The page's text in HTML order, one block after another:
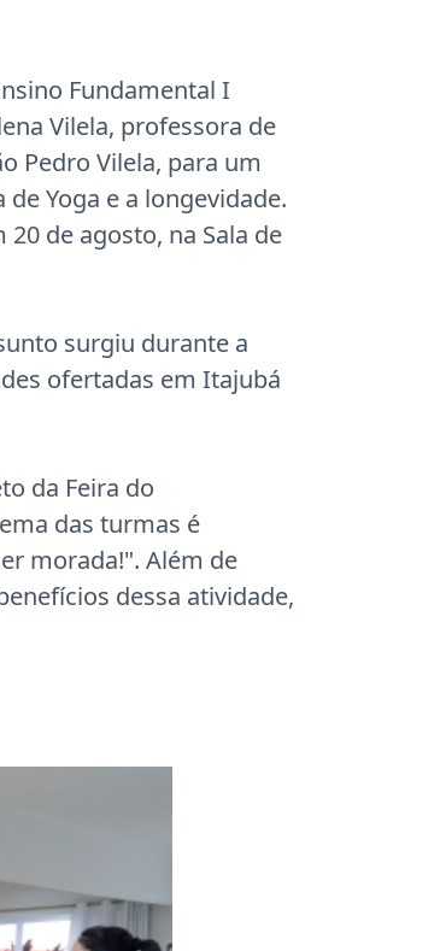
Fundamental I
Vilela, professora de
Pedro Vilela, para um
Yoga e a longevidade.
de agosto, na Sala de
surgiu durante a
ofertadas em Itajubá
da Feira do
das turmas é
morada!". Além de
dessa atividade,